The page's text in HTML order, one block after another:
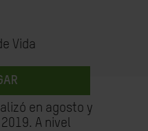
Vida
en agosto y
A nivel